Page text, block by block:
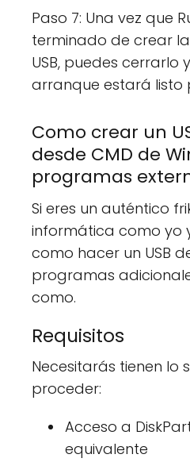
Paso 7: Una vez que
terminado de crear la
USB, puedes cerrarlo
arranque estará listo
Como crear un
desde CMD de
programas
Si eres un auténtico
informática como yo
como hacer un USB
programas
como.
Requisitos
Necesitarás tienen lo
proceder:
Acceso a
equivalente